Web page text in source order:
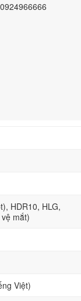
HDR10, HLG,
mắt)
Việt)